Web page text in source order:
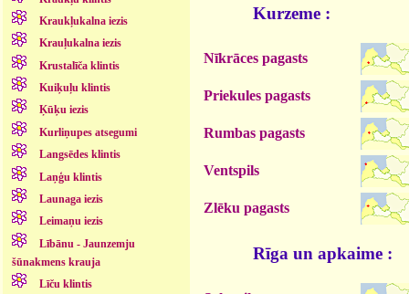
Kraukļukalna iezis
Krauļukalna iezis
Krustalīča klintis
Kuiķuļu klintis
Ķūķu iezis
Kurliņupes atsegumi
Langsēdes klintis
Laņģu klintis
Launaga iezis
Leimaņu iezis
Lībānu - Jaunzemju
šūnakmens krauja
Līču klintis
Kurzeme :
Nīkrāces pagasts
Priekules pagasts
Rumbas pagasts
Ventspils
Zlēku pagasts
Rīga un apkaime :